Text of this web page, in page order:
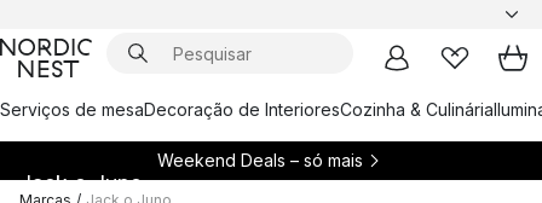
Serviços de mesaDecoração de InterioresCozinha & Culinária
Weekend Deals – só mais
Jack o Juno